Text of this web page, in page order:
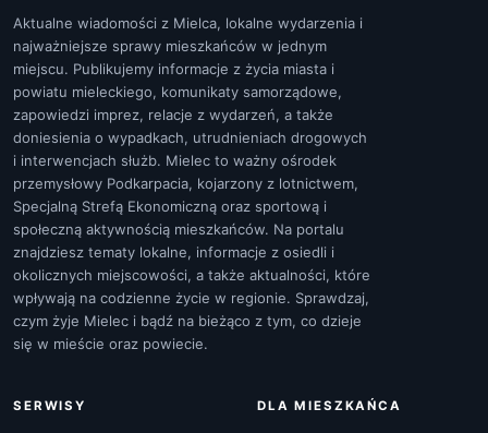
Aktualne wiadomości z Mielca, lokalne wydarzenia i
najważniejsze sprawy mieszkańców w jednym
miejscu. Publikujemy informacje z życia miasta i
powiatu mieleckiego, komunikaty samorządowe,
zapowiedzi imprez, relacje z wydarzeń, a także
doniesienia o wypadkach, utrudnieniach drogowych
i interwencjach służb. Mielec to ważny ośrodek
przemysłowy Podkarpacia, kojarzony z lotnictwem,
Specjalną Strefą Ekonomiczną oraz sportową i
społeczną aktywnością mieszkańców. Na portalu
znajdziesz tematy lokalne, informacje z osiedli i
okolicznych miejscowości, a także aktualności, które
wpływają na codzienne życie w regionie. Sprawdzaj,
czym żyje Mielec i bądź na bieżąco z tym, co dzieje
się w mieście oraz powiecie.
SERWISY DLA MIESZKAŃCA